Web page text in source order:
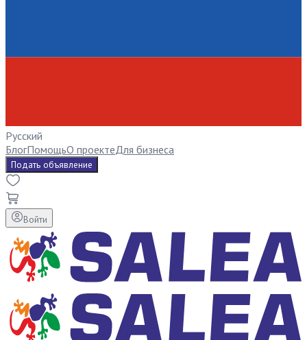
Русский
БлогПомощьО проектеДля бизнеса
Подать объявление
Войти